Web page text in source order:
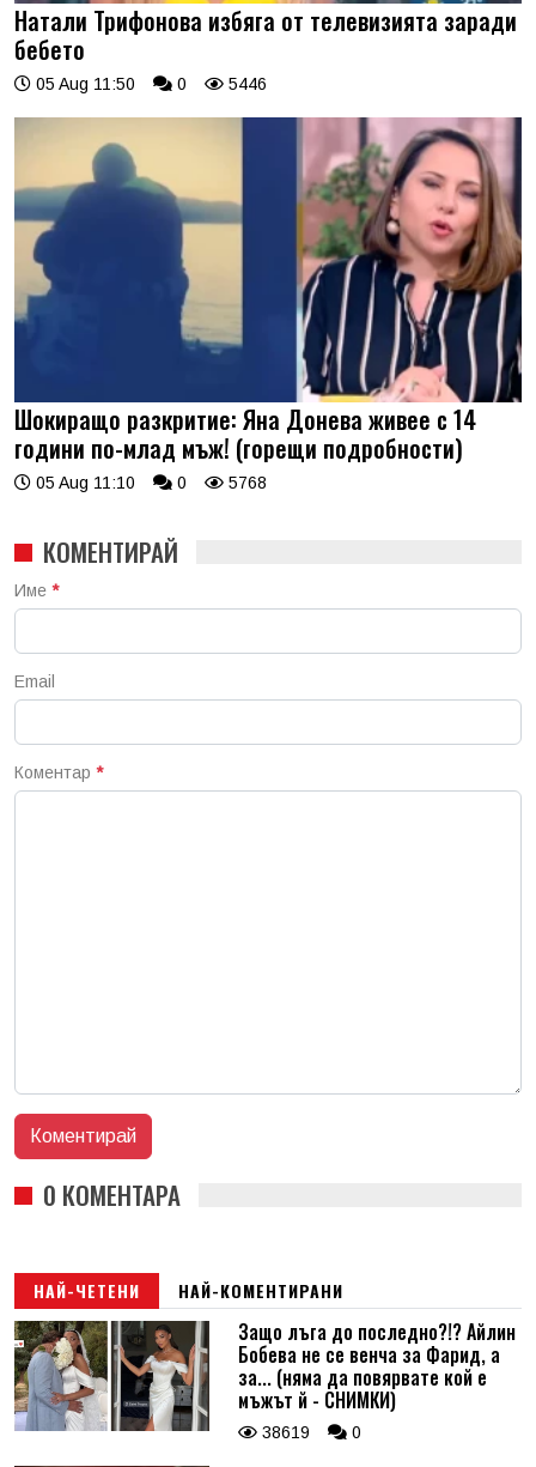
Натали Трифонова избяга от телевизията заради
бебето
05 Aug 11:50 0 5446
Шокиращо разкритие: Яна Донева живее с 14
години по-млад мъж! (горещи подробности)
05 Aug 11:10 0 5768
КОМЕНТИРАЙ
Име *
Email
Коментар *
0 КОМЕНТАРА
НАЙ-ЧЕТЕНИ НАЙ-КОМЕНТИРАНИ
Защо лъга до последно?!? Айлин
Бобева не се венча за Фарид, а
за... (няма да повярвате кой е
мъжът й - СНИМКИ)
38619 0